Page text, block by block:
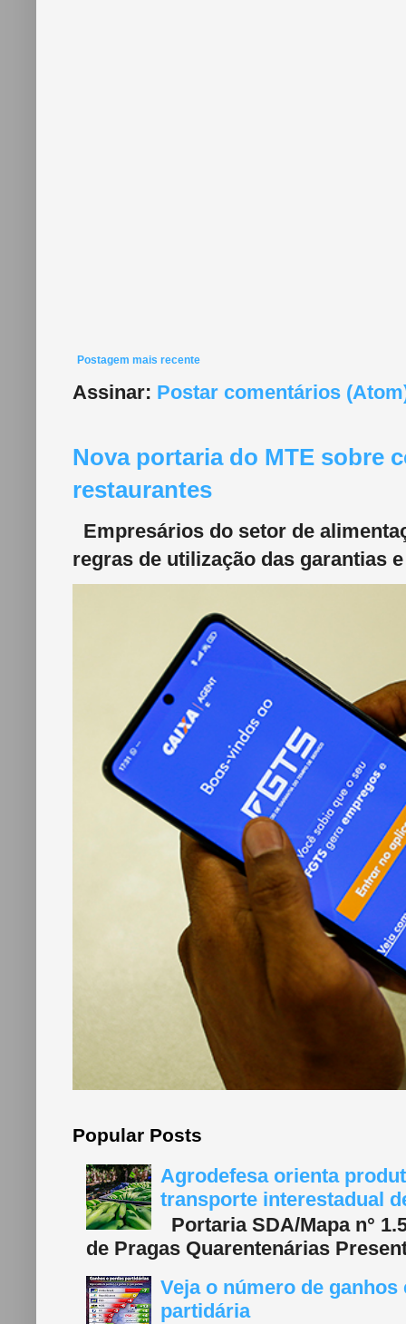
Postagem mais recente
Assinar: Postar comentários
Nova portaria do MTE sobre
restaurantes
Empresários do setor de
regras de utilização das garantias
Popular Posts
Agrodefesa orienta
transporte interestadual
Portaria SDA/Mapa n°
de Pragas Quarentenárias
Veja o número de
partidária